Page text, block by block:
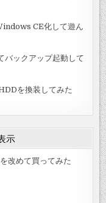
CE化して遊ん
バックアップ起動して
を換装してみた
示
改めて買ってみた